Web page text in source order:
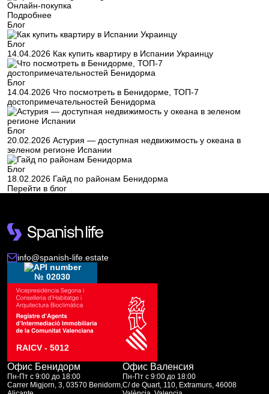
Онлайн-покупка
Подробнее
Блог
Блог
14.04.2026 Как купить квартиру в Испании Украинцу
Блог
14.04.2026 Что посмотреть в Бенидорме, ТОП-7
достопримечательностей Бенидорма
Блог
20.02.2026 Астурия — доступная недвижимость у океана в
зеленом регионе Испании
Блог
18.02.2026 Гайд по районам Бенидорма
Перейти в блог
info@spanish-life.estate
№ 02030
RAICV - 5012
Офис Бенидорм
Пн-Пт с 9:00 до 18:00
Carrer Migjorn, 3, 03570 Benidorm,
Офис Валенсия
Пн-Пт с 9:00 до 18:00
C/ de Quart, 110, Extramurs, 46008